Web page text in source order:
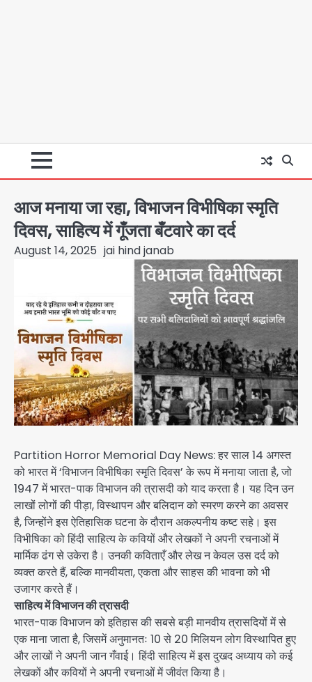
आज मनाया जा रहा, विभाजन विभीषिका स्मृति
दिवस, साहित्य में गूँजता बँटवारे का दर्द
August 14, 2025 jai hind janab
Partition Horror Memorial Day News: हर साल 14 अगस्त
को भारत में ‘विभाजन विभीषिका स्मृति दिवस’ के रूप में मनाया जाता है, जो
1947 में भारत-पाक विभाजन की त्रासदी को याद करता है। यह दिन उन
लाखों लोगों की पीड़ा, विस्थापन और बलिदान को स्मरण करने का अवसर
है, जिन्होंने इस ऐतिहासिक घटना के दौरान अकल्पनीय कष्ट सहे। इस
विभीषिका को हिंदी साहित्य के कवियों और लेखकों ने अपनी रचनाओं में
मार्मिक ढंग से उकेरा है। उनकी कविताएँ और लेख न केवल उस दर्द को
व्यक्त करते हैं, बल्कि मानवीयता, एकता और साहस की भावना को भी
उजागर करते हैं।
साहित्य में विभाजन की त्रासदी
भारत-पाक विभाजन को इतिहास की सबसे बड़ी मानवीय त्रासदियों में से
एक माना जाता है, जिसमें अनुमानतः 10 से 20 मिलियन लोग विस्थापित हुए
और लाखों ने अपनी जान गँवाई। हिंदी साहित्य में इस दुखद अध्याय को कई
लेखकों और कवियों ने अपनी रचनाओं में जीवंत किया है।